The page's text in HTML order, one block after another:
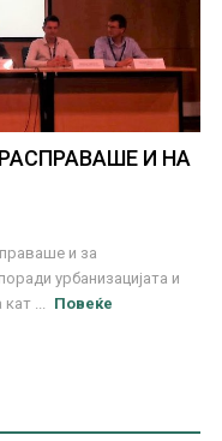
И НА
и за
урбанизацијата и
...
Повеќе